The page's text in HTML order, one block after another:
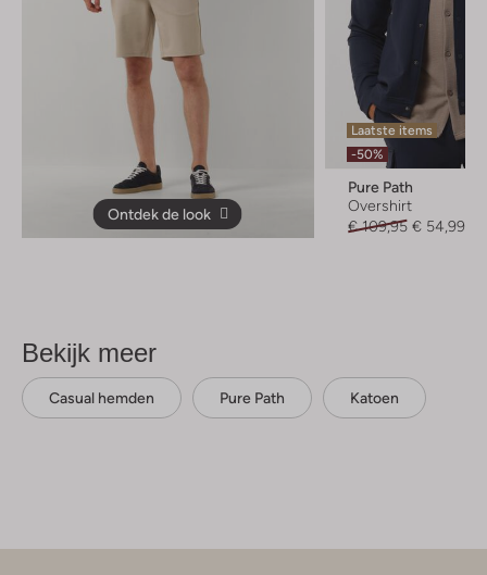
Ontdek de look
Laatste items
-50%
Pure Path
Overshirt
€ 109,95 € 54,99
Bekijk meer
Casual hemden Pure Path Katoen